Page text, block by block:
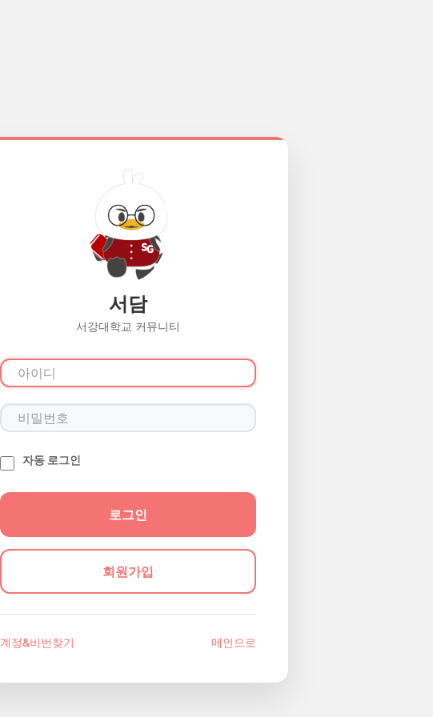
서담
서강대학교 커뮤니티
자동 로그인
회원가입
계정&비번찾기 메인으로